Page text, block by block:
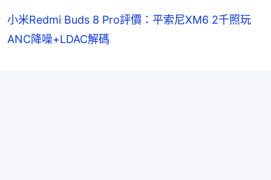
小米Redmi Buds 8 Pro評價：平索尼XM6 2千照玩
ANC降噪+LDAC解碼